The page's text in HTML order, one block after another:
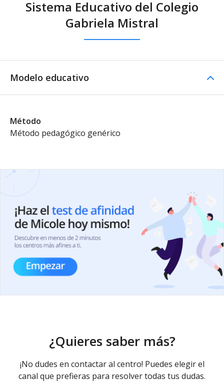
Sistema Educativo del Colegio
Gabriela Mistral
Modelo educativo
Método
Método pedagógico genérico
¿Quieres saber más?
¡No dudes en contactar al centro! Puedes elegir el
canal que prefieras para resolver todas tus dudas.